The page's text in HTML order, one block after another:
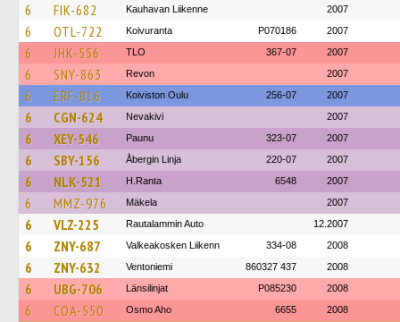
6 FIK-682 Kauhavan Liikenne 2007
6 OTL-722 Koivuranta P070186 2007
6 JHK-556 TLO 367-07 2007
6 SNY-863 Revon 2007
6 ERF-816 Koiviston Oulu 256-07 2007
6 CGN-624 Nevakivi 2007
6 XEY-546 Paunu 323-07 2007
6 SBY-156 Åbergin Linja 220-07 2007
6 NLK-521 H.Ranta 6548 2007
6 MMZ-976 Mäkela 2007
6 VLZ-225 Rautalammin Auto 12.2007
6 ZNY-687 Valkeakosken Liikenn 334-08 2008
6 ZNY-632 Ventoniemi 860327 437 2008
6 UBG-706 Länsilinjat P085230 2008
6 COA-550 Osmo Aho 6655 2008